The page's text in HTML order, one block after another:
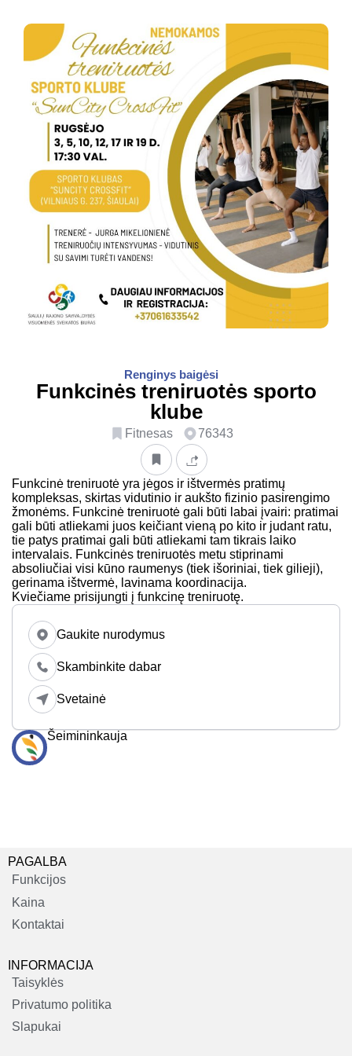
Renginys baigėsi
Funkcinės treniruotės sporto
klube
Fitnesas 76343
Funkcinė treniruotė yra jėgos ir ištvermės pratimų
kompleksas, skirtas vidutinio ir aukšto fizinio pasirengimo
žmonėms. Funkcinė treniruotė gali būti labai įvairi: pratimai
gali būti atliekami juos keičiant vieną po kito ir judant ratu,
tie patys pratimai gali būti atliekami tam tikrais laiko
intervalais. Funkcinės treniruotės metu stiprinami
absoliučiai visi kūno raumenys (tiek išoriniai, tiek gilieji),
gerinama ištvermė, lavinama koordinacija.
Kviečiame prisijungti į funkcinę treniruotę.
Gaukite nurodymus
Skambinkite dabar
Svetainė
Šeimininkauja
PAGALBA
Funkcijos
Kaina
Kontaktai
INFORMACIJA
Taisyklės
Privatumo politika
Slapukai